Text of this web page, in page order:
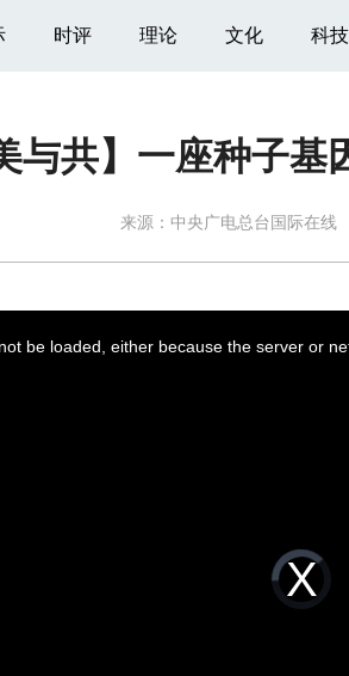
时评 理论 文化 科技
与共】一座种子
来源： 中央广电总台国际在线
Video
Player
loading.
be loaded, either because the server or